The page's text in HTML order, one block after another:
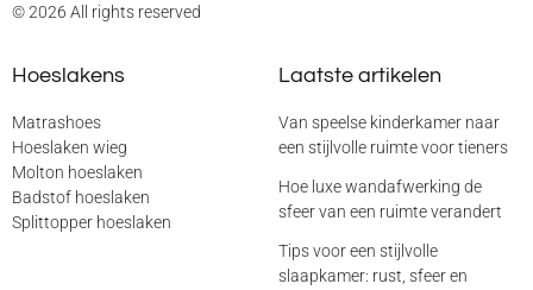
© 2026 All rights reserved
Hoeslakens
Matrashoes
Hoeslaken wieg
Molton hoeslaken
Badstof hoeslaken
Splittopper hoeslaken
Laatste artikelen
Van speelse kinderkamer naar
een stijlvolle ruimte voor tieners
Hoe luxe wandafwerking de
sfeer van een ruimte verandert
Tips voor een stijlvolle
slaapkamer: rust, sfeer en